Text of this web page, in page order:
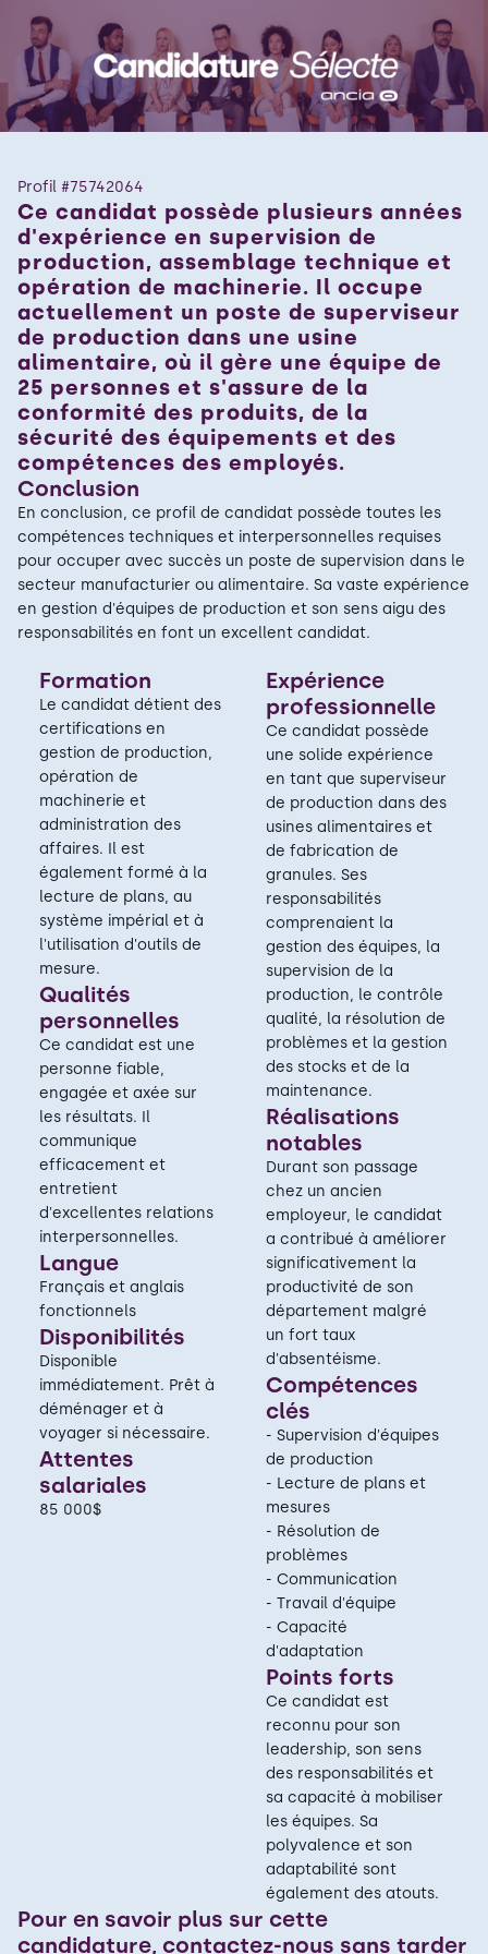
Profil #75742064
Ce candidat possède plusieurs années
d'expérience en supervision de
production, assemblage technique et
opération de machinerie. Il occupe
actuellement un poste de superviseur
de production dans une usine
alimentaire, où il gère une équipe de
25 personnes et s'assure de la
conformité des produits, de la
sécurité des équipements et des
compétences des employés.
Formation
Le candidat détient des
certifications en
gestion de production,
opération de
machinerie et
administration des
affaires. Il est
également formé à la
lecture de plans, au
système impérial et à
l'utilisation d'outils de
mesure.
Qualités
personnelles
Ce candidat est une
personne fiable,
engagée et axée sur
les résultats. Il
communique
efficacement et
entretient
d'excellentes relations
interpersonnelles.
Langue
Français et anglais
fonctionnels
Disponibilités
Disponible
immédiatement. Prêt à
déménager et à
voyager si nécessaire.
Attentes
salariales
85 000$
Expérience
professionnelle
Ce candidat possède
une solide expérience
en tant que superviseur
de production dans des
usines alimentaires et
de fabrication de
granules. Ses
responsabilités
comprenaient la
gestion des équipes, la
supervision de la
production, le contrôle
qualité, la résolution de
problèmes et la gestion
des stocks et de la
maintenance.
Réalisations
notables
Durant son passage
chez un ancien
employeur, le candidat
a contribué à améliorer
significativement la
productivité de son
département malgré
un fort taux
d'absentéisme.
Compétences
clés
- Supervision d'équipes
de production
- Lecture de plans et
mesures
- Résolution de
problèmes
- Communication
- Travail d'équipe
- Capacité
d'adaptation
Points forts
Ce candidat est
reconnu pour son
leadership, son sens
des responsabilités et
sa capacité à mobiliser
les équipes. Sa
polyvalence et son
adaptabilité sont
également des atouts.
Conclusion
En conclusion, ce profil de candidat possède toutes les
compétences techniques et interpersonnelles requises
pour occuper avec succès un poste de supervision dans le
secteur manufacturier ou alimentaire. Sa vaste expérience
en gestion d'équipes de production et son sens aigu des
responsabilités en font un excellent candidat.
Pour en savoir plus sur cette
candidature, contactez-nous sans tarder